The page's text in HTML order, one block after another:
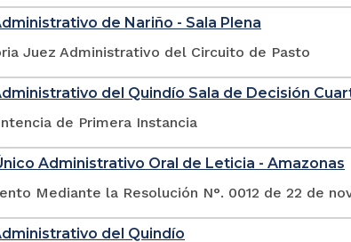
de Nariño - Sala Plena
Juez Administrativo del Circuito de Pasto
del Quindío Sala de Decisión
de Primera Instancia
Administrativo Oral de Leticia - Amazonas
Mediante la Resolución N°. 0012 de 22 de
del Quindío